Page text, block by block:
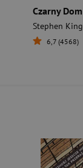
Czarny Dom
Stephen King
6,7 (4568)